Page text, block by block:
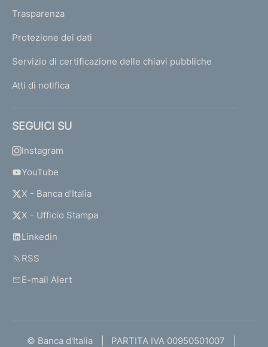
Trasparenza
Protezione dei dati
Servizio di certificazione delle chiavi pubbliche
Atti di notifica
SEGUICI SU
Instagram
YouTube
X - Banca d’Italia
X - Ufficio Stampa
Linkedin
RSS
E-mail Alert
© Banca d'Italia PARTITA IVA 00950501007